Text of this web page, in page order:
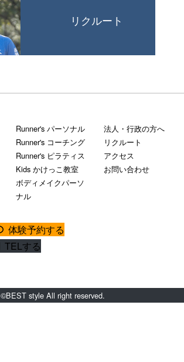
リクルート
Runner's パーソナル
Runner's コーチング
Runner's ピラティス
Kids かけっこ教室
ボディメイクパーソ
ナル
法人・行政の方へ
リクルート
アクセス
お問い合わせ
体験予約する
TELする
©BEST style All right reserved.